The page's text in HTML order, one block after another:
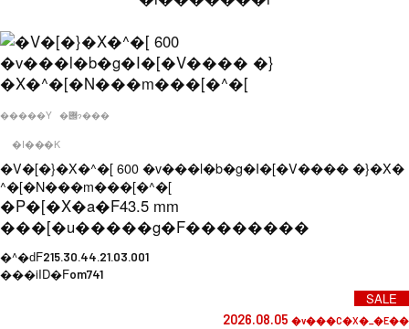
�����Y �݌ɂ���
�I���K
�V�[�}�X�^�[ 600 �v���l�b�g�I�[�V���� �}�X�
^�[�N���m���[�^�[
�P�[�X�a�F43.5 mm
���[�u�����g�F��������
�^�ԁF215.30.44.21.03.001
���iID�Fom741
SALE
2026.08.05 �v���C�X�_�E��